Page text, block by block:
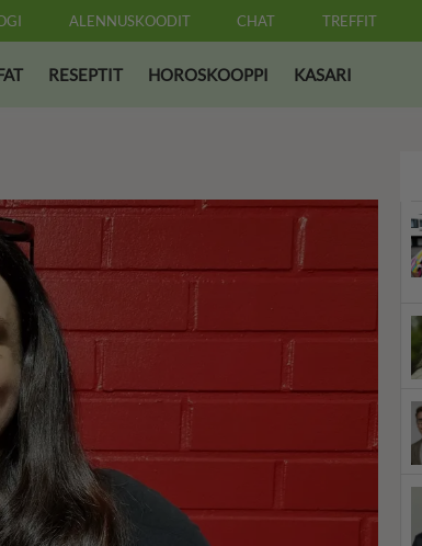
ALENNUSKOODIT CHAT TREFFIT
RESEPTIT HOROSKOOPPI KASARI